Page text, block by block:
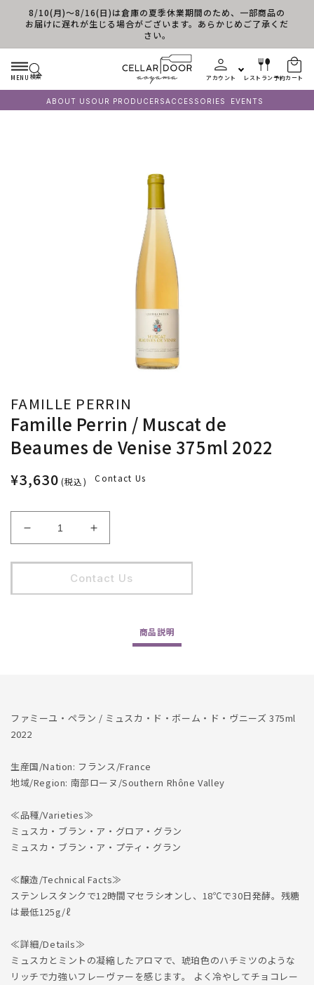
コンテンツに進む
8/10(月)～8/16(日)は倉庫の夏季休業期間のため、一部商品の
お届けに遅れが生じる場合がございます。あらかじめご了承くだ
さい。
MENU 検索 アカウント レストラン予約カート
ABOUT US OUR PRODUCERSACCESSORIES EVENTS
FAMILLE PERRIN
Famille Perrin / Muscat de
Beaumes de Venise 375ml 2022
¥3,630 (税込) Contact Us
Famille
Perrin
/
de
量
を
ら
す
Famille
Perrin
/
Muscat
de
量
や
す
Contact Us
商品説明
ファミーユ・ペラン / ミュスカ・ド・ボーム・ド・ヴニーズ 375ml
2022
生産国/Nation: フランス/France
地域/Region: 南部ローヌ/Southern Rhône Valley
≪品種/Varieties≫
ミュスカ・ブラン・ア・グロア・グラン
ミュスカ・ブラン・ア・プティ・グラン
≪醸造/Technical Facts≫
ステンレスタンクで12時間マセラシオンし、18℃で30日発酵。残糖
は最低125g/ℓ
≪詳細/Details≫
ミュスカとミントの凝縮したアロマで、琥珀色のハチミツのような
リッチで力強いフレーヴァーを感じます。 よく冷やしてチョコレー